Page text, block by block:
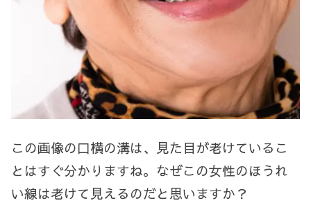
この画像の口横の溝は、見た目が老けているこ
とはすぐ分かりますね。なぜこの女性のほうれ
い線は老けて見えるのだと思いますか？